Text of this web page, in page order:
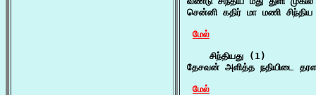
சென்னி கதிர் மா மணி
மேல்
    சிந்தியது (1)
தேசவன் அளித்த நதியிடை
மேல்